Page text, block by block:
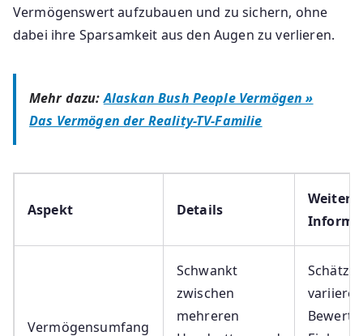
Vermögenswert aufzubauen und zu sichern, ohne
dabei ihre Sparsamkeit aus den Augen zu verlieren.
Mehr dazu:Alaskan Bush People Vermögen »
Das Vermögen der Reality-TV-Familie
Aspekt Details
Weitere
Vermögensumfang
Schwankt
zwischen
mehreren